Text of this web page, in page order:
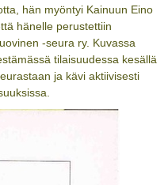
hän myöntyi Kainuun Eino
hänelle perustettiin
-seura ry. Kuvassa
tilaisuudessa kesällä
ja kävi aktiivisesti